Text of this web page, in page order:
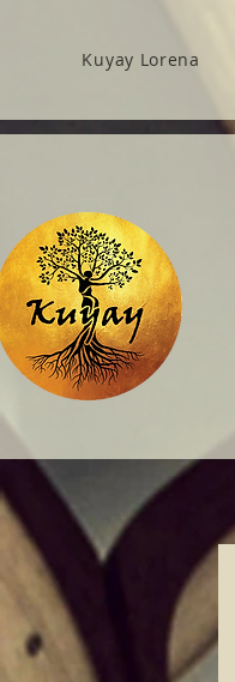
Kuyay Lorena